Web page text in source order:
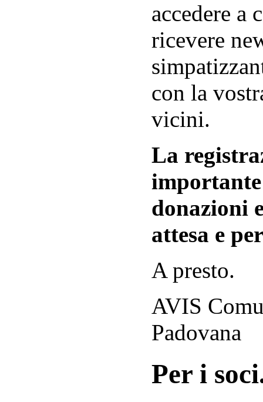
accedere a
ricevere
con la
vicini.
La
donazioni
attesa e
A presto.
AVIS
Padovana
Per i